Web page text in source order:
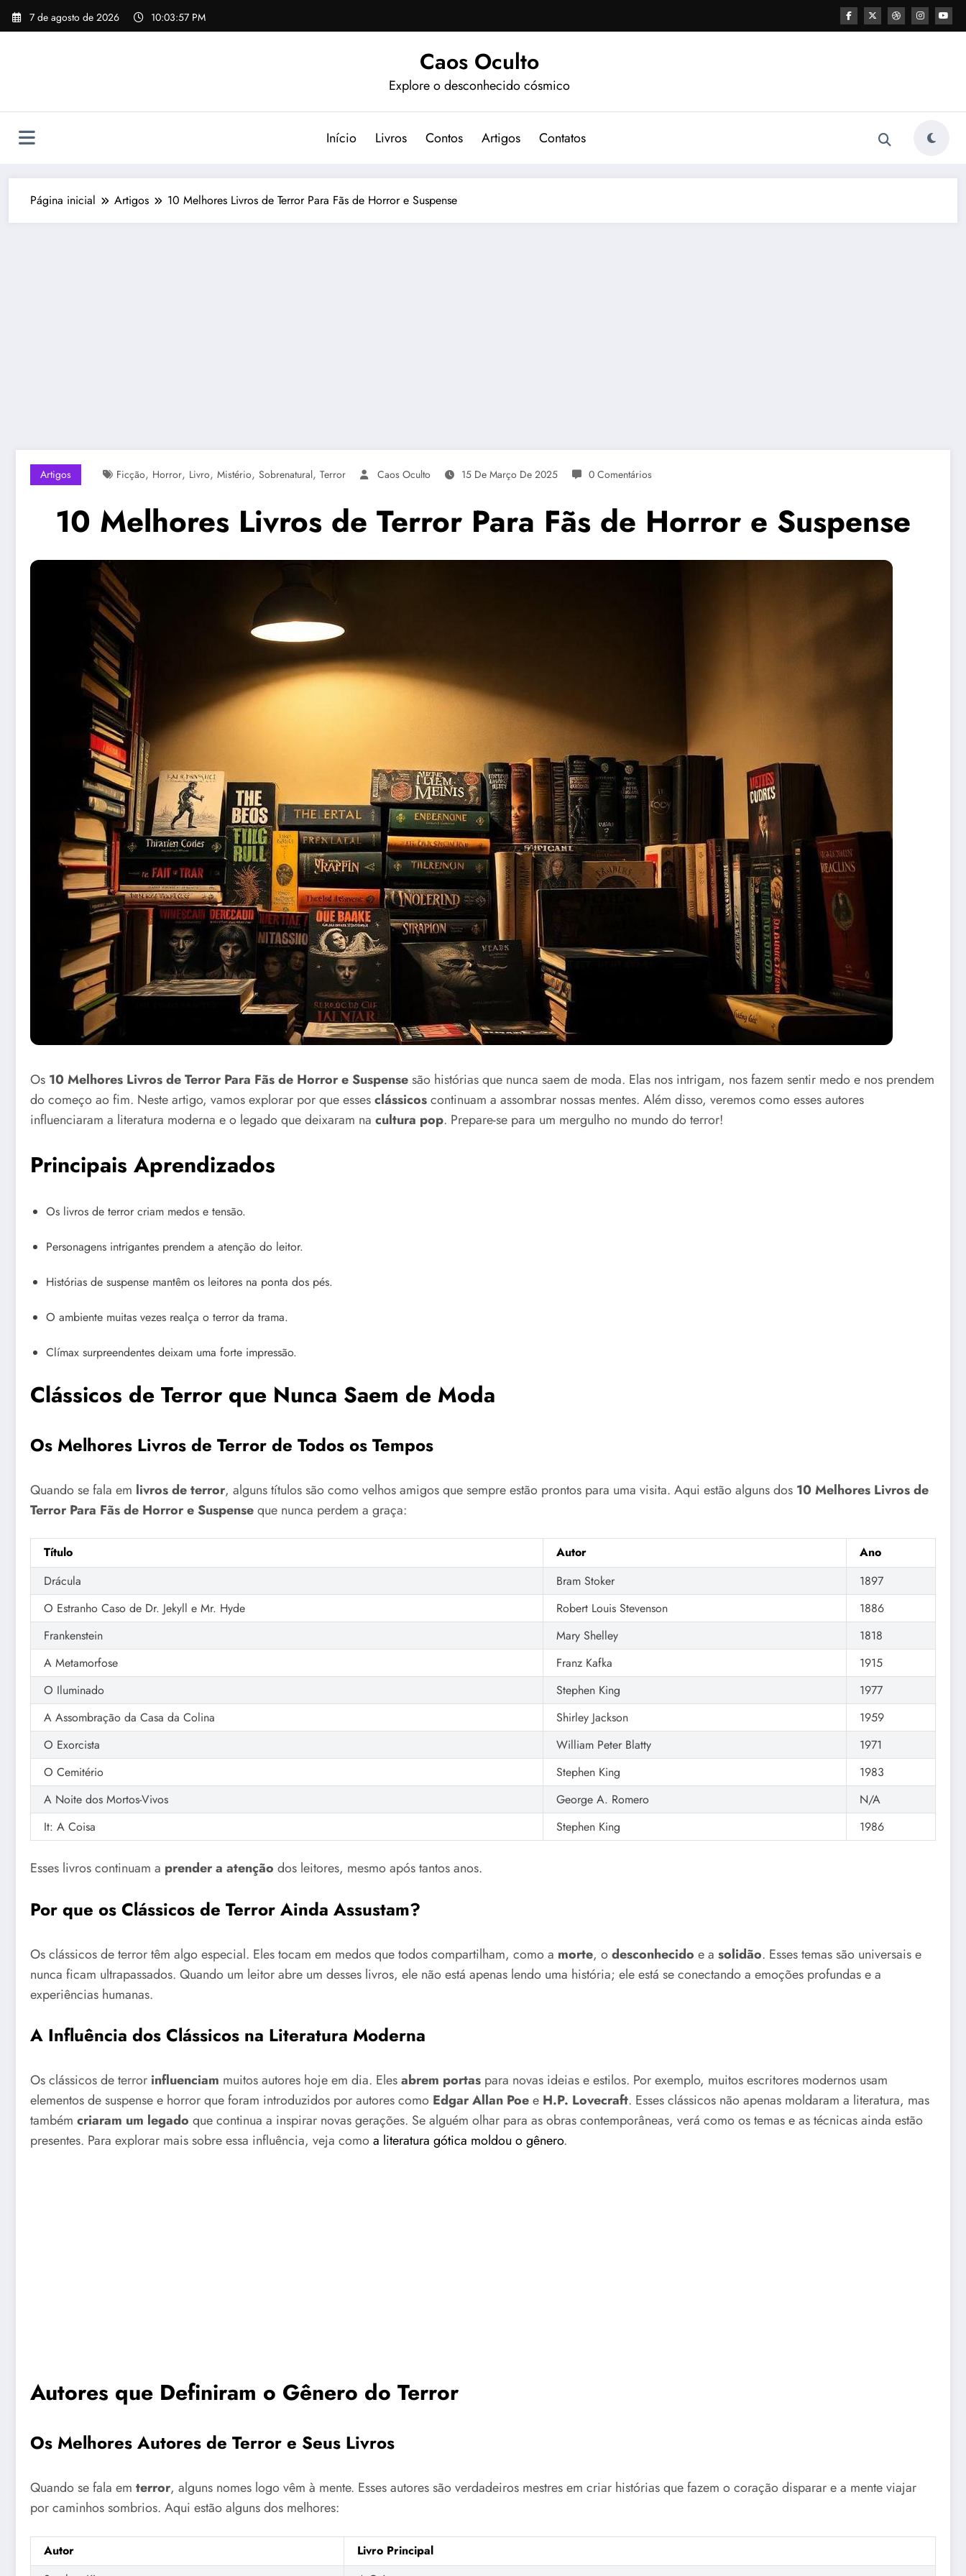
Pular
para
7 de agosto de 2026 10:03:58 PM
Caos Oculto
Explore o desconhecido cósmico
Início Livros Contos Artigos Contatos
Página inicial Artigos 10 Melhores Livros de Terror Para Fãs de Horror e Suspense
Artigos Ficção, Horror, Livro, Mistério, Sobrenatural, Terror Caos Oculto 15 De Março De 2025 0 Comentários
10 Melhores Livros de Terror Para Fãs de Horror e Suspense
Os 10 Melhores Livros de Terror Para Fãs de Horror e Suspensesão histórias que nunca saem de moda. Elas nos intrigam, nos fazem sentir medo e nos prendem
do começo ao fim. Neste artigo, vamos explorar por que essesclássicoscontinuam a assombrar nossas mentes. Além disso, veremos como esses autores
influenciaram a literatura moderna e o legado que deixaram na cultura pop. Prepare-se para um mergulho no mundo do terror!
Principais Aprendizados
Os livros de terror criam medos e tensão.
Personagens intrigantes prendem a atenção do leitor.
Histórias de suspense mantêm os leitores na ponta dos pés.
O ambiente muitas vezes realça o terror da trama.
Clímax surpreendentes deixam uma forte impressão.
Clássicos de Terror que Nunca Saem de Moda
Os Melhores Livros de Terror de Todos os Tempos
Quando se fala em livros de terror, alguns títulos são como velhos amigos que sempre estão prontos para uma visita. Aqui estão alguns dos 10 Melhores Livros de
Terror Para Fãs de Horror e Suspenseque nunca perdem a graça:
Título Autor
Ano
Drácula
Bram Stoker
1897
O Estranho Caso de Dr. Jekyll e Mr. Hyde
Robert Louis Stevenson
1886
Frankenstein
Mary Shelley
1818
A Metamorfose
Franz Kafka
1915
O Iluminado
Stephen King
1977
A Assombração da Casa da Colina
Shirley Jackson
1959
O Exorcista
William Peter Blatty
1971
O Cemitério
Stephen King
1983
A Noite dos Mortos-Vivos
George A. Romero
N/A
It: A Coisa
Stephen King 1986
Esses livros continuam a prender a atenção dos leitores, mesmo após tantos anos.
Por que os Clássicos de Terror Ainda Assustam?
Os clássicos de terror têm algo especial. Eles tocam em medos que todos compartilham, como a morte, odesconhecido e a solidão. Esses temas são universais e
nunca ficam ultrapassados. Quando um leitor abre um desses livros, ele não está apenas lendo uma história; ele está se conectando a emoções profundas e a
experiências humanas.
A Influência dos Clássicos na Literatura Moderna
Os clássicos de terror influenciam muitos autores hoje em dia. Elesabrem portas para novas ideias e estilos. Por exemplo, muitos escritores modernos usam
elementos de suspense e horror que foram introduzidos por autores como Edgar Allan Poee H.P. Lovecraft. Esses clássicos não apenas moldaram a literatura, mas
também criaram um legado que continua a inspirar novas gerações. Se alguém olhar para as obras contemporâneas, verá como os temas e as técnicas ainda estão
presentes. Para explorar mais sobre essa influência, veja comoa literatura gótica moldou o gênero.
Autores que Definiram o Gênero do Terror
Os Melhores Autores de Terror e Seus Livros
Quando se fala em terror, alguns nomes logo vêm à mente. Esses autores são verdadeiros mestres em criar histórias que fazem o coração disparar e a mente viajar
por caminhos sombrios. Aqui estão alguns dos melhores:
Autor
Livro Principal